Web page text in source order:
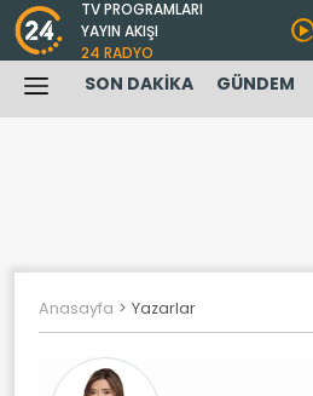
TV PROGRAMLARI
YAYIN AKIŞI
24 RADYO
SON DAKİKA GÜNDEM
Anasayfa Yazarlar